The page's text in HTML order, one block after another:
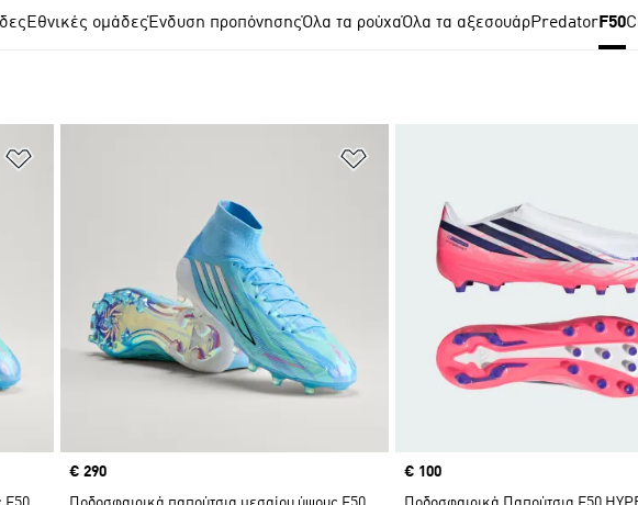
Εθνικές ομάδεςΈνδυση προπόνησηςΌλα τα ρούχαΌλα τα αξεσουάρPredatorF50
Price
€ 290
Price
€ 100